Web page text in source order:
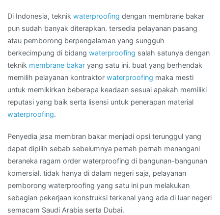
PALANGKA
RAYA
Di Indonesia, teknik waterproofing dengan membrane bakar
pun sudah banyak diterapkan. tersedia pelayanan pasang
atau pemborong berpengalaman yang sungguh
berkecimpung di bidang waterproofing salah satunya dengan
teknik membrane bakar yang satu ini. buat yang berhendak
memilih pelayanan kontraktor waterproofing maka mesti
untuk memikirkan beberapa keadaan sesuai apakah memiliki
reputasi yang baik serta lisensi untuk penerapan material
waterproofing.
Penyedia jasa membran bakar menjadi opsi terunggul yang
dapat dipilih sebab sebelumnya pernah pernah menangani
beraneka ragam order waterproofing di bangunan-bangunan
komersial. tidak hanya di dalam negeri saja, pelayanan
pemborong waterproofing yang satu ini pun melakukan
sebagian pekerjaan konstruksi terkenal yang ada di luar negeri
semacam Saudi Arabia serta Dubai.